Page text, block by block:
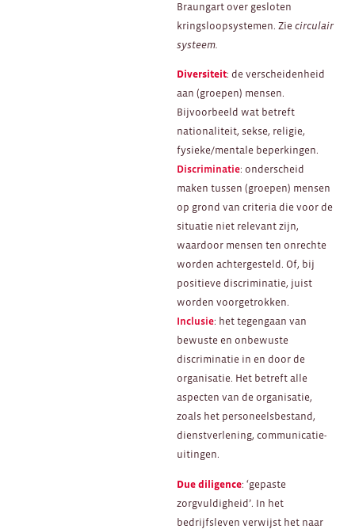
Braungart over gesloten
kringsloopsystemen. Ziecirculair
systeem.
Diversiteit: de verscheidenheid
aan (groepen) mensen.
Bijvoorbeeld wat betreft
nationaliteit, sekse, religie,
fysieke/mentale beperkingen.
Discriminatie: onderscheid
maken tussen (groepen) mensen
op grond van criteria die voor de
situatie niet relevant zijn,
waardoor mensen ten onrechte
worden achtergesteld. Of, bij
positieve discriminatie, juist
worden voorgetrokken.
Inclusie: het tegengaan van
bewuste en onbewuste
discriminatie in en door de
organisatie. Het betreft alle
aspecten van de organisatie,
zoals het personeelsbestand,
dienstverlening, communicatie-
uitingen.
Due diligence: ‘gepaste
zorgvuldigheid’. In het
bedrijfsleven verwijst het naar